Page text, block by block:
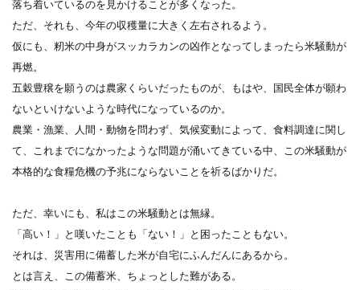
落ち着いているのを見かけることが多くなった。
ただ、それも、今年の収穫量に大きく左右されるよう。
仮にも、籾米の中身がスッカラカンの凶作となってしまったら米騒動が
再燃。
五穀豊穣を願うのは農家くらいだったものが、もはや、国民全体が願わ
ないといけないような時代になっているのか。
農業・漁業、人間・動物を問わず、気候変動によって、食料調達に関し
て、これまでになかったような問題が涌いてきている中、この米騒動が
本格的な食糧危機の予兆にならないことを祈るばかりだ。
ただ、幸いにも、私はこの米騒動とは無縁。
「高い！」と嘆いたことも「ない！」と困ったこともない。
それは、災害用に備蓄した米が自宅にふんだんにあるから。
とは言え、この備蓄米、ちょっとした難がある。